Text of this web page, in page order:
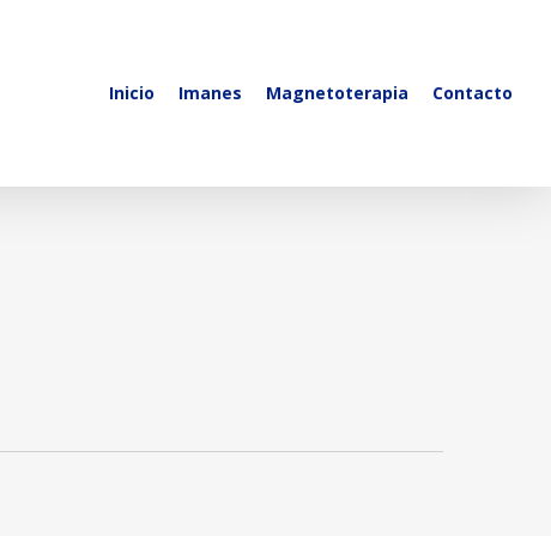
Inicio Imanes Magnetoterapia Contacto